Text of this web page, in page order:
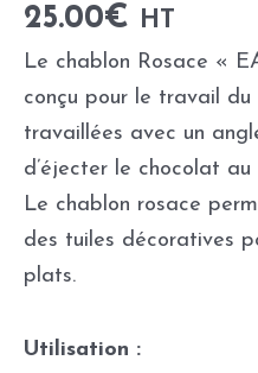
25.00€ HT
Le chablon Rosace «
conçu pour le travail du
travaillées avec un
d’éjecter le chocolat
Le chablon rosace
des tuiles décoratives
plats.
Utilisation :